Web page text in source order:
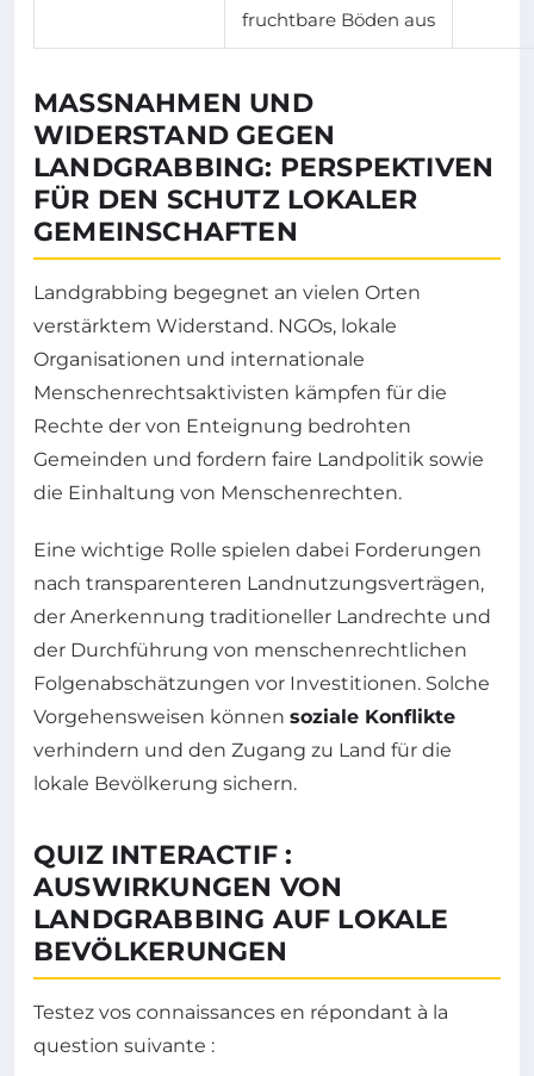
fruchtbare Böden aus
MASSNAHMEN UND W
IDERSTAND GEGEN L
ANDGRABBING: PERSPEKTIVEN F
ÜR DEN SCHUTZ LOKALER G
EMEINSCHAFTEN
Landgrabbing begegnet an vielen Orten
verstärktem Widerstand. NGOs, lokale
Organisationen und internationale
Menschenrechtsaktivisten kämpfen für die
Rechte der von Enteignung bedrohten
Gemeinden und fordern faire Landpolitik sowie
die Einhaltung von Menschenrechten.
Eine wichtige Rolle spielen dabei Forderungen
nach transparenteren Landnutzungsverträgen,
der Anerkennung traditioneller Landrechte und
der Durchführung von menschenrechtlichen
Folgenabschätzungen vor Investitionen. Solche
Vorgehensweisen können soziale Konflikte
verhindern und den Zugang zu Land für die
lokale Bevölkerung sichern.
QUIZ INTERACTIF :
AUSWIRKUNGEN VON
LANDGRABBING AUF LOKALE
BEVÖLKERUNGEN
Testez vos connaissances en répondant à la
question suivante :